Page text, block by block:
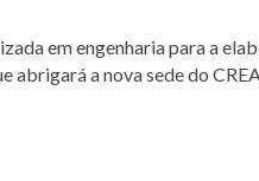
em engenharia para a
abrigará a nova sede do